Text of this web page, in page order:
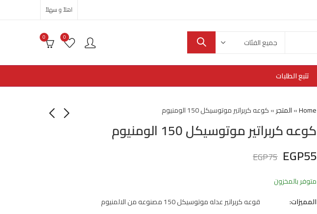
اهلاً و سهلاً
0
0
تتبع الطلبات
Home
»المتجر»كوعه كربراتير موتوسيكل 150 الومنيوم
كوعه كربراتير موتوسيكل 150 الومنيوم
EGP55
EGP75
متوفر بالمخزون
المميزات:
قوعه كربراتير عدله موتوسيكل 150 مصنوعه من الالمنيوم